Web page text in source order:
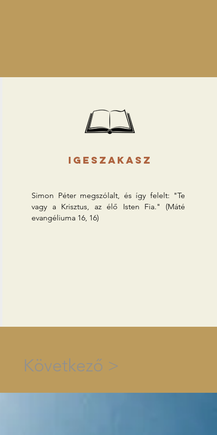
igeszakasz
Simon Péter megszólalt, és így felelt: "Te
vagy a Krisztus, az élő Isten Fia." (Máté
evangéliuma 16, 16)
Következő >